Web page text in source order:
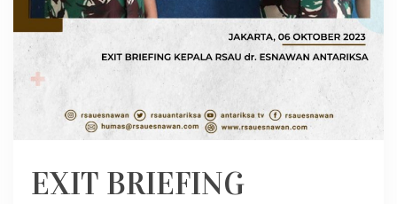
EXIT BRIEFING